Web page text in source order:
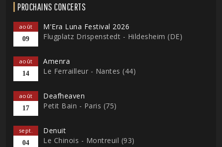
PROCHAINS CONCERTS
août
09
M'Era Luna Festival 2026
Flugplatz Drispenstedt - Hildesheim (DE)
août
14
Amenra
Le Ferrailleur - Nantes (44)
août
17
Deafheaven
Petit Bain - Paris (75)
sept.
04
Denuit
Le Chinois - Montreuil (93)